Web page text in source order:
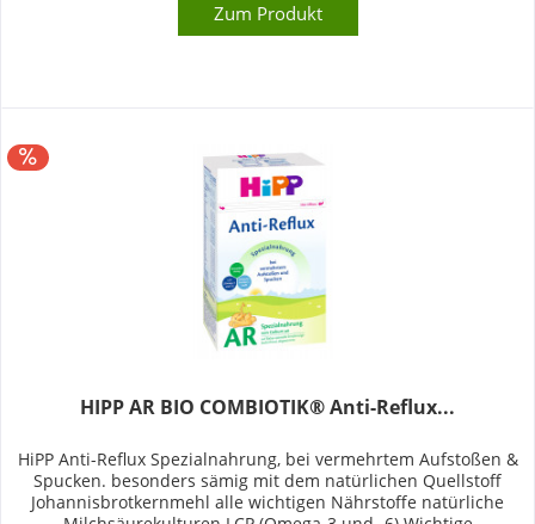
Zum Produkt
HIPP AR BIO COMBIOTIK® Anti-Reflux...
HiPP Anti-Reflux Spezialnahrung, bei vermehrtem Aufstoßen &
Spucken. besonders sämig mit dem natürlichen Quellstoff
Johannisbrotkernmehl alle wichtigen Nährstoffe natürliche